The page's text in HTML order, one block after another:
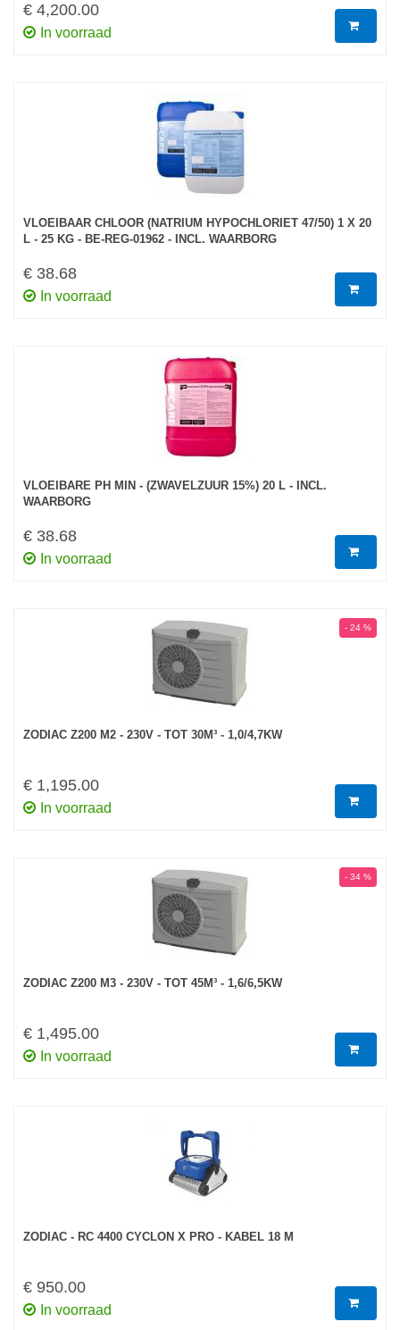
€ 4,200.00
In voorraad
VLOEIBAAR CHLOOR (NATRIUM HYPOCHLORIET 47/50) 1 X 20
L - 25 KG - BE-REG-01962 - INCL. WAARBORG
€ 38.68
In voorraad
VLOEIBARE PH MIN - (ZWAVELZUUR 15%) 20 L - INCL.
WAARBORG
€ 38.68
In voorraad
- 24 %
ZODIAC Z200 M2 - 230V - TOT 30M³ - 1,0/4,7KW
€ 1,195.00
In voorraad
- 34 %
ZODIAC Z200 M3 - 230V - TOT 45M³ - 1,6/6,5KW
€ 1,495.00
In voorraad
ZODIAC - RC 4400 CYCLON X PRO - KABEL 18 M
€ 950.00
In voorraad